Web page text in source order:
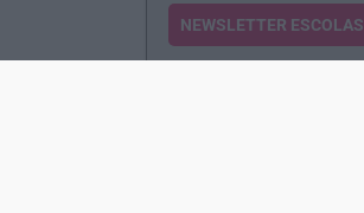
NEWSLETTER ESCOLAS